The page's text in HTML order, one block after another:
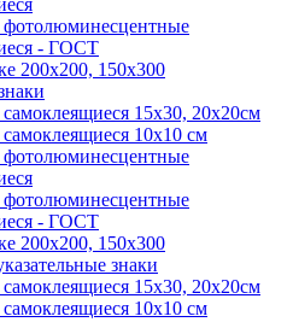
фотолюминесцентные
- ГОСТ
200х200, 150х300
15х30, 20х20см
10х10 см
фотолюминесцентные
фотолюминесцентные
- ГОСТ
200х200, 150х300
знаки
15х30, 20х20см
10х10 см